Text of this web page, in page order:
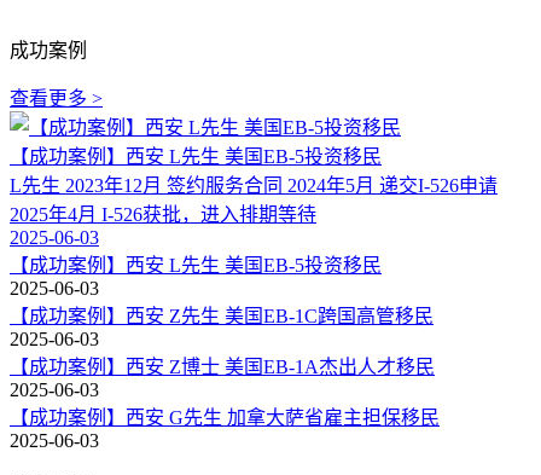
成功案例
查看更多 >
【成功案例】西安 L先生 美国EB-5投资移民
L先生 2023年12月 签约服务合同 2024年5月 递交I-526申请
2025年4月 I-526获批，进入排期等待
2025-06-03
【成功案例】西安 L先生 美国EB-5投资移民
2025-06-03
【成功案例】西安 Z先生 美国EB-1C跨国高管移民
2025-06-03
【成功案例】西安 Z博士 美国EB-1A杰出人才移民
2025-06-03
【成功案例】西安 G先生 加拿大萨省雇主担保移民
2025-06-03